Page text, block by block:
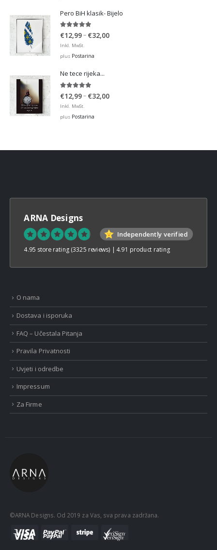
€32,00
Pero BiH klasik- Bijelo
5.00out of 5
€12,99– €32,00Price
Inkl. MwSt.
plus Postarina
Ne tece rijeka...
5.00out of 5
€12,99– €32,00Price
Inkl. MwSt.
plus Postarina
ARNA Designs
Independently verified
4.95 store rating (3325 reviews) | 4.91 product rating
O nama
Dostava i isporuka
FAQ – Učestala Pitanja
Pravila Privatnosti
Uvjeti i odredbe
Impressum
Za Firme
©ARNA Designs. Od 2019 za Vas, sva prava zadržana.